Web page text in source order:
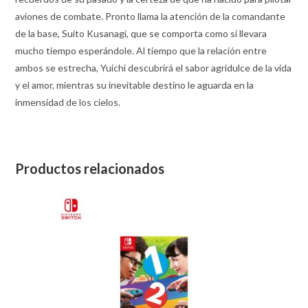
aviones de combate. Pronto llama la atención de la comandante
de la base, Suito Kusanagi, que se comporta como si llevara
mucho tiempo esperándole. Al tiempo que la relación entre
ambos se estrecha, Yuichi descubrirá el sabor agridulce de la vida
y el amor, mientras su inevitable destino le aguarda en la
inmensidad de los cielos.
Productos relacionados